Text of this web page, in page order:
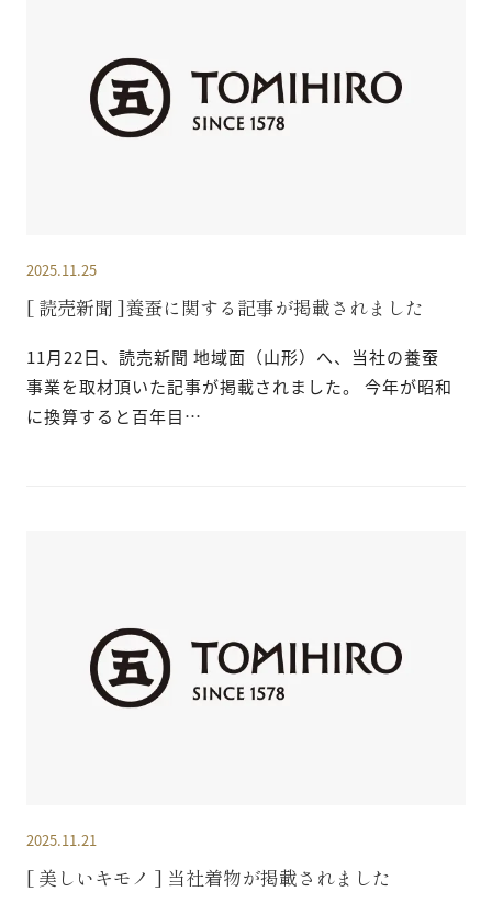
2025.11.25
[ 読売新聞 ]養蚕に関する記事が掲載されました
11月22日、読売新聞 地域面（山形）へ、当社の養蚕
事業を取材頂いた記事が掲載されました。 今年が昭和
に換算すると百年目…
2025.11.21
[ 美しいキモノ ] 当社着物が掲載されました